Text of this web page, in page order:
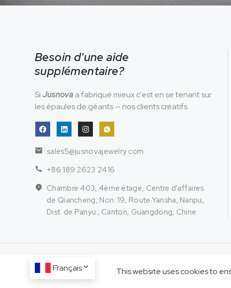
Besoin d'une aide
supplémentaire?
SiJusnova a fabriqué mieux c'est en se tenant sur
les épaules de géants — nos clients créatifs.
sales5@jusnovajewelry.com
+86 189 2623 2416
Chambre 403, 4ème étage, Centre d'affaires
de Qiancheng, Non. 19, Route Yansha, Nanpu,
Dist. de Panyu., Canton, Guangdong, Chine
Français This website uses cookies to